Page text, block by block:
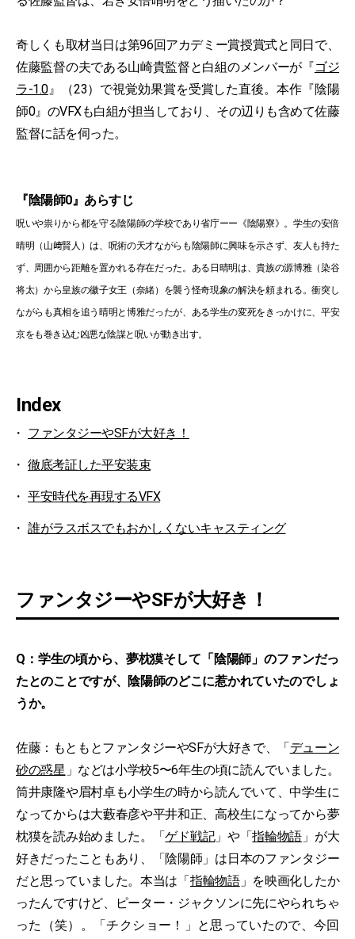
奇しくも取材当日は第96回アカデミー賞授賞式と同日で、
佐藤監督の夫である山崎貴監督と白組のメンバーが『ゴジ
ラ-1.0』（23）で視覚効果賞を受賞した直後。本作『陰陽
師0』のVFXも白組が担当しており、その辺りも含めて佐藤
監督に話を伺った。
『陰陽師0』あらすじ
呪いや祟りから都を守る陰陽師の学校であり省庁ーー《陰陽寮》。学生の安倍
晴明（山﨑賢人）は、呪術の天才ながらも陰陽師に興味を示さず、友人も持た
ず、周囲から距離を置かれる存在だった。ある日晴明は、貴族の源博雅（染谷
将太）から皇族の徽子女王（奈緒）を襲う怪奇現象の解決を頼まれる。衝突し
ながらも真相を追う晴明と博雅だったが、ある学生の変死をきっかけに、平安
京をも巻き込む凶悪な陰謀と呪いが動き出す。
Index
ファンタジーやSFが大好き！
徹底考証した平安装束
平安時代を再現するVFX
誰がラスボスでもおかしくないキャスティング
ファンタジーやSFが大好き！
Q：学生の頃から、夢枕獏そして「陰陽師」のファンだっ
たとのことですが、陰陽師のどこに惹かれていたのでしょ
うか。
佐藤：もともとファンタジーやSFが大好きで、「デューン
砂の惑星 」などは小学校5〜6年生の頃に読んでいました。
筒井康隆や眉村卓も小学生の時から読んでいて、中学生に
なってからは大藪春彦や平井和正、高校生になってから夢
枕獏を読み始めました。「ゲド戦記」や「指輪物語 」が大
好きだったこともあり、「陰陽師」は日本のファンタジー
だと思っていました。本当は「指輪物語」を映画化したか
ったんですけど、ピーター・ジャクソンに先にやられちゃ
った（笑）。「チクショー！」と思っていたので、今回